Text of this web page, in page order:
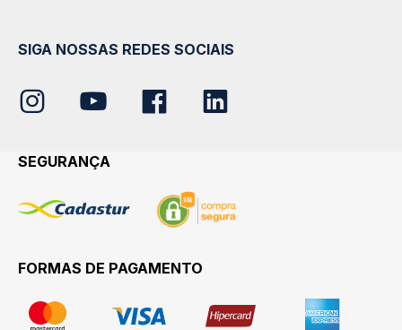
SIGA NOSSAS REDES SOCIAIS
SEGURANÇA
FORMAS DE PAGAMENTO